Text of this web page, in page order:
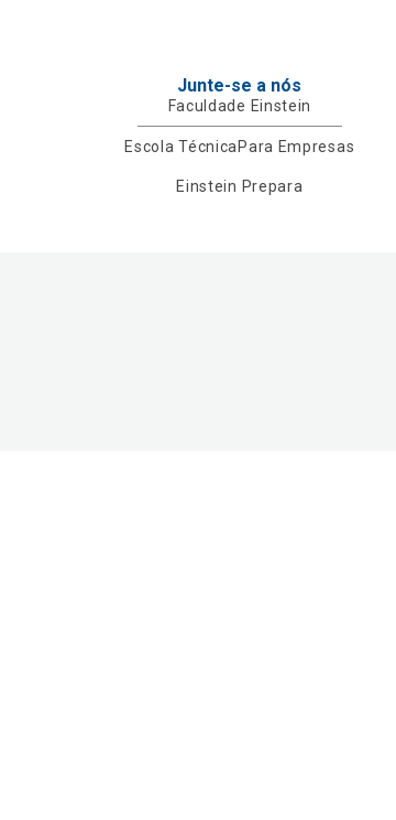
Junte-se a nós
Faculdade Einstein
Escola Técnica Para Empresas
Einstein Prepara